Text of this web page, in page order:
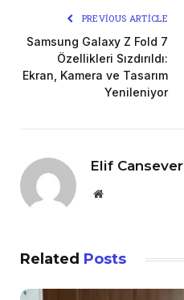
PREVIOUS ARTICLE
Samsung Galaxy Z Fold 7
Özellikleri Sızdırıldı:
Ekran, Kamera ve Tasarım
Yenileniyor
Elif Cansever
Website
Related Posts